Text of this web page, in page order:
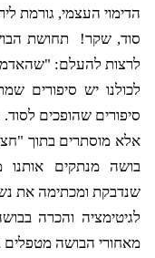
הדימוי העצמי, גורמת
סוד, שקר!
תחושת
לרצות להעלם:
לכולנו יש סיפורים
סיפורים שהופכים
אלא מוסתרים בתוך
בושה מנתקים אותנו
שנדבקת ומכתימה את
לגיטימציה והכרה
מאחורי הבושה